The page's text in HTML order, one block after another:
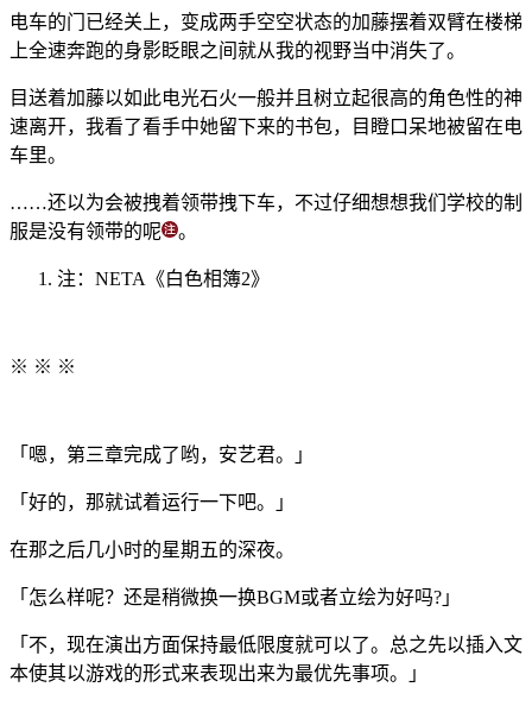
电车的门已经关上，变成两手空空状态的加藤摆着双臂在楼梯
上全速奔跑的身影眨眼之间就从我的视野当中消失了。
目送着加藤以如此电光石火一般并且树立起很高的角色性的神
速离开，我看了看手中她留下来的书包，目瞪口呆地被留在电
车里。
……还以为会被拽着领带拽下车，不过仔细想想我们学校的制
服是没有领带的呢
。
注：NETA《白色相簿2》
※ ※ ※
「嗯，第三章完成了哟，安艺君。」
「好的，那就试着运行一下吧。」
在那之后几小时的星期五的深夜。
「怎么样呢？还是稍微换一换BGM或者立绘为好吗?」
「不，现在演出方面保持最低限度就可以了。总之先以插入文
本使其以游戏的形式来表现出来为最优先事项。」